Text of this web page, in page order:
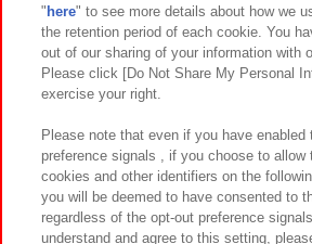
関連会社 サステナビリティ
プライバシーポリシー ウェブアクセシビ
お取引先さまとともに
カスタマーハラスメント対応方針 よくある
" here" to see more details about how we
the retention period of each cookie. You
out of our sharing of your information with
Please click [Do Not Share My Personal
exercise your right.
Please note that even if you have enabled
preference signals , if you choose to allow
cookies and other identifiers on the
you will be deemed to have consented to
regardless of the opt-out preference
understand and agree to this setting,